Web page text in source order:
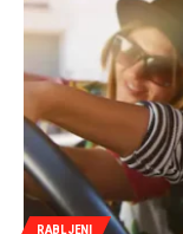
RABLJENI